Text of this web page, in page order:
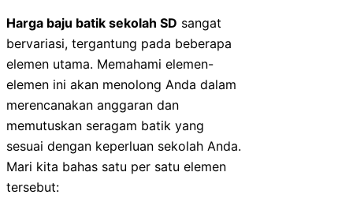
Harga baju batik sekolah SD sangat
bervariasi, tergantung pada beberapa
elemen utama. Memahami elemen-
elemen ini akan menolong Anda dalam
merencanakan anggaran dan
memutuskan seragam batik yang
sesuai dengan keperluan sekolah Anda.
Mari kita bahas satu per satu elemen
tersebut: